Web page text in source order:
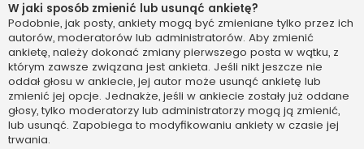
W jaki sposób zmienić lub usunąć ankietę?
Podobnie, jak posty, ankiety mogą być zmieniane tylko przez ich
autorów, moderatorów lub administratorów. Aby zmienić
ankietę, należy dokonać zmiany pierwszego posta w wątku, z
którym zawsze związana jest ankieta. Jeśli nikt jeszcze nie
oddał głosu w ankiecie, jej autor może usunąć ankietę lub
zmienić jej opcje. Jednakże, jeśli w ankiecie zostały już oddane
głosy, tylko moderatorzy lub administratorzy mogą ją zmienić,
lub usunąć. Zapobiega to modyfikowaniu ankiety w czasie jej
trwania.